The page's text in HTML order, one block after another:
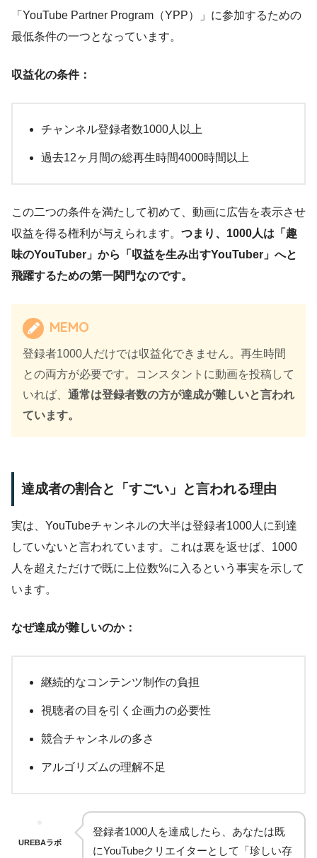
「YouTube Partner Program（YPP）」に参加するための
最低条件の一つとなっています。
収益化の条件：
チャンネル登録者数1000人以上
過去12ヶ月間の総再生時間4000時間以上
この二つの条件を満たして初めて、動画に広告を表示させ
収益を得る権利が与えられます。 つまり、1000人は「趣
味のYouTuber」から「収益を生み出すYouTuber」へと
飛躍するための第一関門なのです。
MEMO
登録者1000人だけでは収益化できません。再生時間
との両方が必要です。コンスタントに動画を投稿して
いれば、 通常は登録者数の方が達成が難しいと言われ
ています。
達成者の割合と「すごい」と言われる理由
実は、YouTubeチャンネルの大半は登録者1000人に到達
していないと言われています。これは裏を返せば、1000
人を超えただけで既に上位数%に入るという事実を示して
います。
なぜ達成が難しいのか：
継続的なコンテンツ制作の負担
視聴者の目を引く企画力の必要性
競合チャンネルの多さ
アルゴリズムの理解不足
UREBAラボ
登録者1000人を達成したら、あなたは既
にYouTubeクリエイターとして「珍しい存